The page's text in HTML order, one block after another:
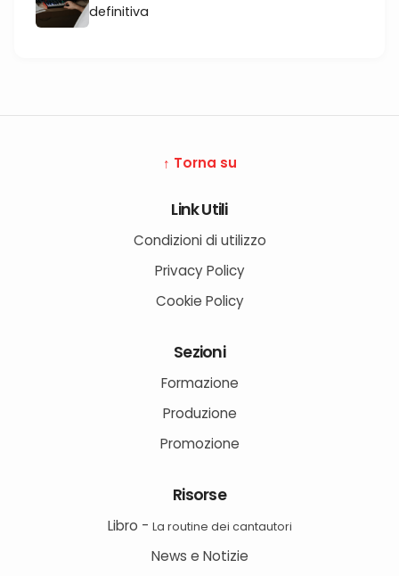
definitiva
↑ Torna su
Link Utili
Condizioni di utilizzo
Privacy Policy
Cookie Policy
Sezioni
Formazione
Produzione
Promozione
Risorse
Libro - La routine dei cantautori
News e Notizie